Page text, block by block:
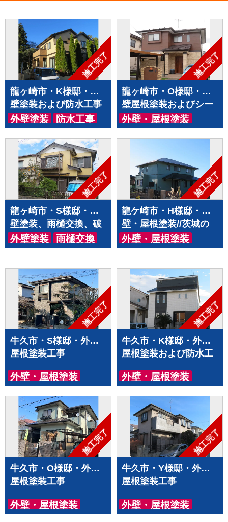
施工完了
龍ヶ崎市・K様邸・外
壁塗装および防水工事
外壁塗装 防水工事
施工完了
龍ヶ崎市・O様邸・外
壁屋根塗装およびシー
リング工事
外壁・屋根塗装
施工完了
龍ヶ崎市・S様邸・外
壁塗装、雨樋交換、破
風板 板金巻き、軒天上
張り工事
外壁塗装
雨樋交換
施工完了
龍ケ崎市・H様邸・外
壁・屋根塗装//茨城の
土浦市・つくば市・牛
久市・龍ヶ崎市・取手
装・屋根塗装をするな
らハウスメイク牛久へ
外壁・屋根塗装
施工完了
牛久市・S様邸・外壁
屋根塗装工事
2026年4月5日 更新
外壁・屋根塗装
施工完了
牛久市・K様邸・外壁
屋根塗装および防水工
2026年4月5日 更新
外壁・屋根塗装
施工完了
牛久市・O様邸・外壁
屋根塗装工事
2026年4月5日 更新
外壁・屋根塗装
施工完了
牛久市・Y様邸・外壁
屋根塗装工事
2026年4月5日 更新
外壁・屋根塗装